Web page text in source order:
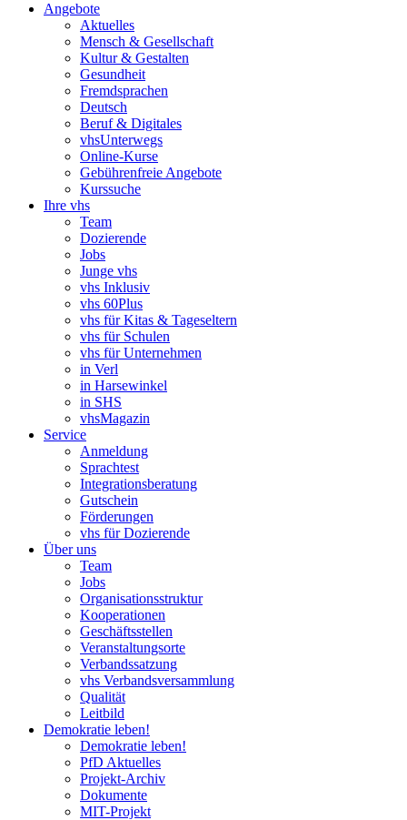
Angebote
Aktuelles
Mensch & Gesellschaft
Kultur & Gestalten
Gesundheit
Fremdsprachen
Deutsch
Beruf & Digitales
vhsUnterwegs
Online-Kurse
Gebührenfreie Angebote
Kurssuche
Ihre vhs
Team
Dozierende
Jobs
Junge vhs
vhs Inklusiv
vhs 60Plus
vhs für Kitas & Tageseltern
vhs für Schulen
vhs für Unternehmen
in Verl
in Harsewinkel
in SHS
vhsMagazin
Service
Anmeldung
Sprachtest
Integrationsberatung
Gutschein
Förderungen
vhs für Dozierende
Über uns
Team
Jobs
Organisationsstruktur
Kooperationen
Geschäftsstellen
Veranstaltungsorte
Verbandssatzung
vhs Verbandsversammlung
Qualität
Leitbild
Demokratie leben!
Demokratie leben!
PfD Aktuelles
Projekt-Archiv
Dokumente
MIT-Projekt